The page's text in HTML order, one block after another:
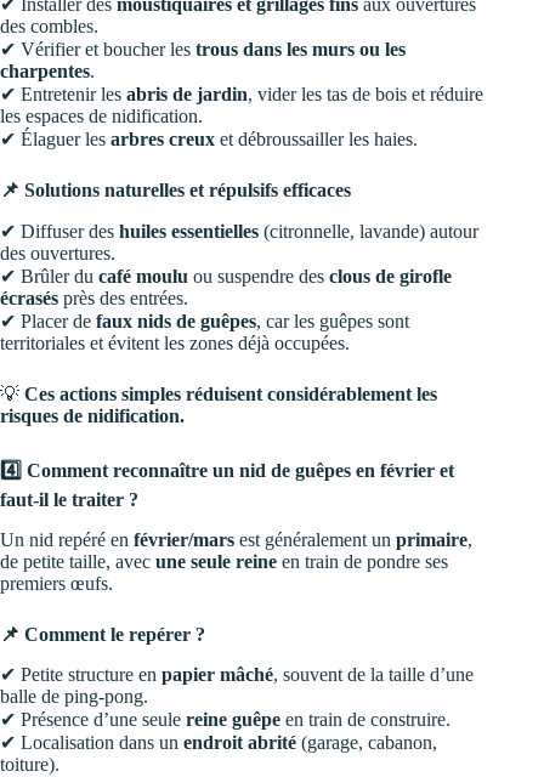
✔ Installer des moustiquaires et grillages fins aux ouvertures
des combles.
✔ Vérifier et boucher les trous dans les murs ou les
charpentes.
✔ Entretenir les abris de jardin, vider les tas de bois et réduire
les espaces de nidification.
✔ Élaguer les arbres creux et débroussailler les haies.
📌 Solutions naturelles et répulsifs efficaces
✔ Diffuser des huiles essentielles (citronnelle, lavande) autour
des ouvertures.
✔ Brûler du café moulu ou suspendre des clous de girofle
écrasés près des entrées.
✔ Placer de faux nids de guêpes, car les guêpes sont
territoriales et évitent les zones déjà occupées.
💡 Ces actions simples réduisent considérablement les
risques de nidification.
4️⃣ Comment reconnaître un nid de guêpes en février et
faut-il le traiter ?
Un nid repéré en février/mars est généralement un primaire,
de petite taille, avec une seule reine en train de pondre ses
premiers œufs.
📌 Comment le repérer ?
✔ Petite structure en papier mâché, souvent de la taille d’une
balle de ping-pong.
✔ Présence d’une seule reine guêpe en train de construire.
✔ Localisation dans un endroit abrité (garage, cabanon,
toiture).